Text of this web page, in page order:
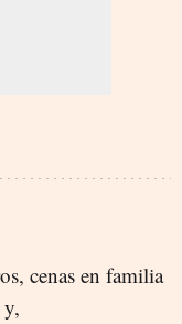
cenas en familia